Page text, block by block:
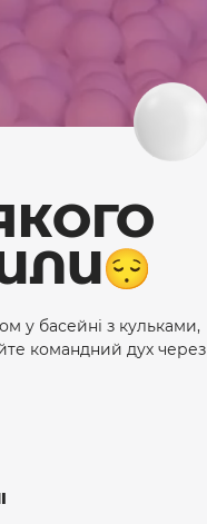
у басейні з кульками,
командний дух через